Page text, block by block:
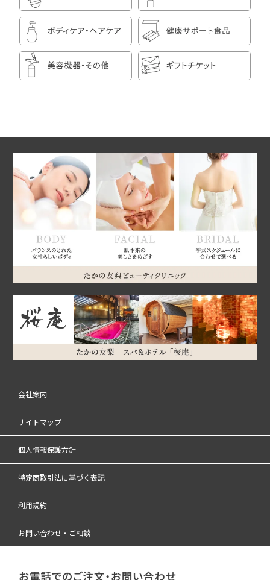
会社案内
サイトマップ
個人情報保護方針
特定商取引法に基づく表記
利用規約
お問い合わせ・ご相談